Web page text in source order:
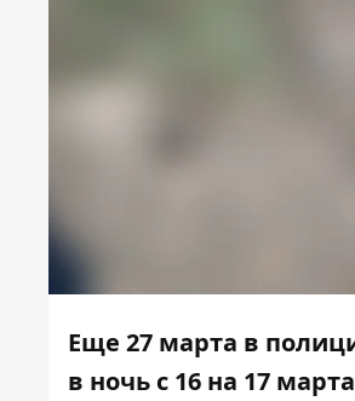
Еще 27 марта в
в ночь с 16 на 17